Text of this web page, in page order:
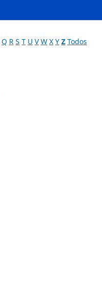
Q R S T U V W X Y Z Todos